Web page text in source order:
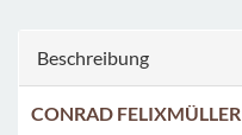
Beschreibung
CONRAD FELIXMÜLLER